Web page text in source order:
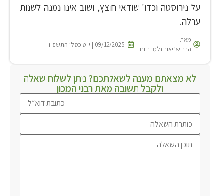
על נירוסטה וכדו' שודאי חוצץ, ושוב אינו נמנה לשנות
ערלה.
מאת:
הרב שניאור זלמן רווח
09/12/2025 | י"ט כסלו התשפ"ו
לא מצאתם מענה לשאלתכם? ניתן לשלוח שאלה
ולקבל תשובה מאת רבני המכון